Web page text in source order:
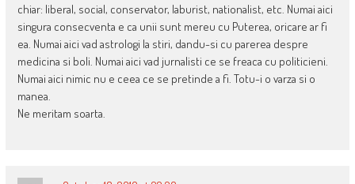
chiar: liberal, social, conservator, laburist, nationalist, etc. Numai aici
singura consecventa e ca unii sunt mereu cu Puterea, oricare ar fi
ea. Numai aici vad astrologi la stiri, dandu-si cu parerea despre
medicina si boli. Numai aici vad jurnalisti ce se freaca cu politicieni.
Numai aici nimic nu e ceea ce se pretinde a fi. Totu-i o varza si o
manea.
Ne meritam soarta.